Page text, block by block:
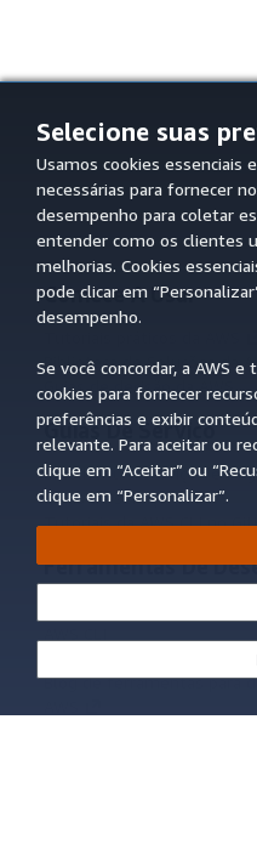
Selecione suas
Usamos cookies
necessárias para fornecer
desempenho para coletar
entender como os clientes
melhorias. Cookies
pode clicar em
desempenho.
Se você concordar, a AWS
cookies para fornecer
preferências e exibir
relevante. Para aceitar ou
clique em “Aceitar” ou
clique em “Personalizar”.
Comece A Usar
Biblioteca de Soluções da
Guias de decisão da AWS
Guias De Serviço
Escolher um serviço de IA
Guias de serviço da AWS
Tutoriais da AWS CLI no
Ferramentas De
Biblioteca de exemplos de
Blog de ferramentas para